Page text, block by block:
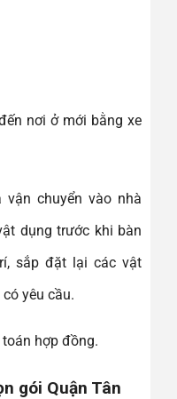
nơi ở mới bằng xe
chuyển vào nhà
dụng trước khi bàn
sắp đặt lại các vật
yêu cầu.
hợp đồng.
gói Quận Tân